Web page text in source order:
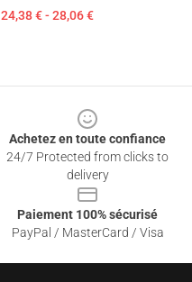
24,38 € - 28,06 €
Achetez en toute confiance
24/7 Protected from clicks to
delivery
Paiement 100% sécurisé
PayPal / MasterCard / Visa